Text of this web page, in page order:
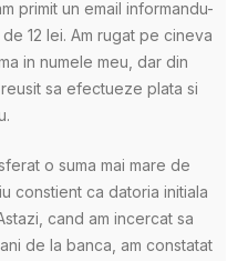
primit un email informandu-
12 lei. Am rugat pe cineva
in numele meu, dar din
sa efectueze plata si
o suma mai mare de
constient ca datoria initiala
cand am incercat sa
de la banca, am constatat